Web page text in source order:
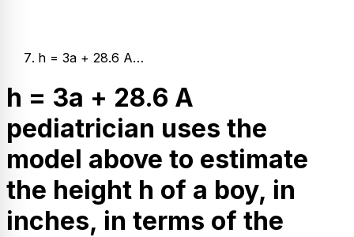
h = 3a + 28.6 A…
h = 3a + 28.6 A
pediatrician uses the
model above to estimate
the height h of a boy, in
inches, in terms of the